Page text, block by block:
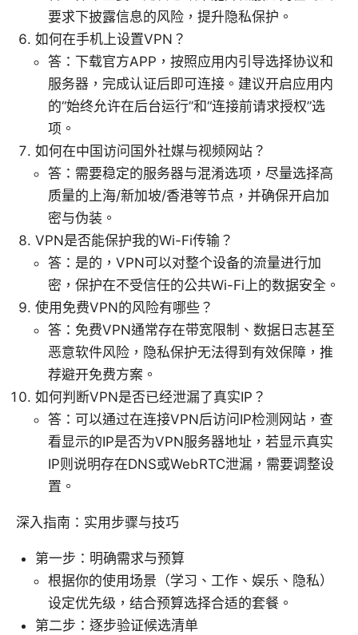
要求下披露信息的风险，提升隐私保护。
如何在手机上设置VPN？
答：下载官方APP，按照应用内引导选择协议和
服务器，完成认证后即可连接。建议开启应用内
的“始终允许在后台运行”和“连接前请求授权”选
项。
如何在中国访问国外社媒与视频网站？
答：需要稳定的服务器与混淆选项，尽量选择高
质量的上海/新加坡/香港等节点，并确保开启加
密与伪装。
VPN是否能保护我的Wi-Fi传输？
答：是的，VPN可以对整个设备的流量进行加
密，保护在不受信任的公共Wi-Fi上的数据安全。
使用免费VPN的风险有哪些？
答：免费VPN通常存在带宽限制、数据日志甚至
恶意软件风险，隐私保护无法得到有效保障，推
荐避开免费方案。
如何判断VPN是否已经泄漏了真实IP？
答：可以通过在连接VPN后访问IP检测网站，查
看显示的IP是否为VPN服务器地址，若显示真实
IP则说明存在DNS或WebRTC泄漏，需要调整设
置。
深入指南：实用步骤与技巧
第一步：明确需求与预算
根据你的使用场景（学习、工作、娱乐、隐私）
设定优先级，结合预算选择合适的套餐。
第二步：逐步验证候选清单